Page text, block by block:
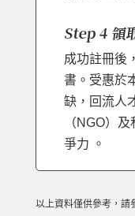
Step 4 領
成功註冊後
書。受惠於
缺，回流人
（NGO）
爭力 。
以上資料僅供參考，請